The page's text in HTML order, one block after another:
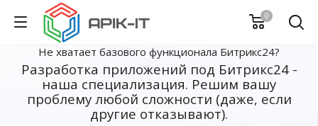
0
Не хватает базового функционала Битрикс24?
Разработка приложений под Битрикс24 -
наша специализация. Решим вашу
проблему любой сложности (даже, если
другие отказывают).